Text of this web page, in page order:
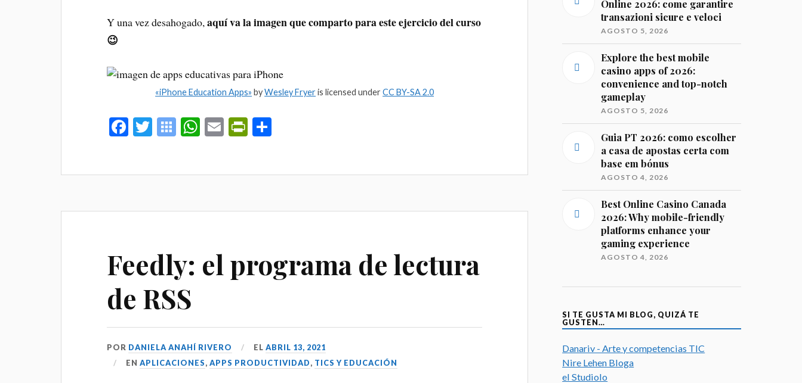
Y una vez desahogado,aquí va la imagen que comparto para este ejercicio del curso
😉
«iPhone Education Apps» byWesley Fryeris licensed underCC BY-SA 2.0
Fa
ok
T
r
S
ba
oo
k
m
ar
ks
W
A
E Pr
ri pa
Feedly: el programa de lectura
de RSS
POR DANIELA ANAHÍ RIVERO ELABRIL 13, 2021
ENAPLICACIONES,APPS PRODUCTIVIDAD, TICS Y EDUCACIÓN
Online 2026: come garantire
transazioni sicure e veloci
AGOSTO 5, 2026
Explore the best mobile
casino apps of 2026:
convenience and top-notch
gameplay
AGOSTO 5, 2026
Guia PT 2026: como escolher
a casa de apostas certa com
base em bónus
AGOSTO 4, 2026
Best Online Casino Canada
2026: Why mobile-friendly
platforms enhance your
gaming experience
AGOSTO 4, 2026
SI TE GUSTA MI BLOG, QUIZÁ TE
GUSTEN…
Danariv - Arte y competencias TIC
Nire Lehen Bloga
el Studiolo